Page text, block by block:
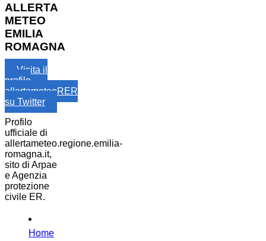
ALLERTA
METEO
EMILIA
ROMAGNA
Visita il
profilo
allertameteoRER
su Twitter
Profilo
ufficiale di
allertameteo.regione.emilia-
romagna.it,
sito di Arpae
e Agenzia
protezione
civile ER.
Home